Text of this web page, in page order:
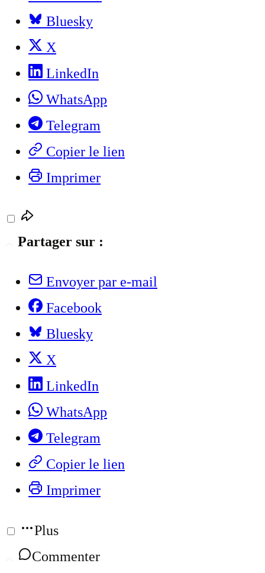
Bluesky
X
LinkedIn
WhatsApp
Telegram
Copier le lien
Imprimer
Partager sur :
Envoyer par e-mail
Facebook
Bluesky
X
LinkedIn
WhatsApp
Telegram
Copier le lien
Imprimer
Plus
Commenter